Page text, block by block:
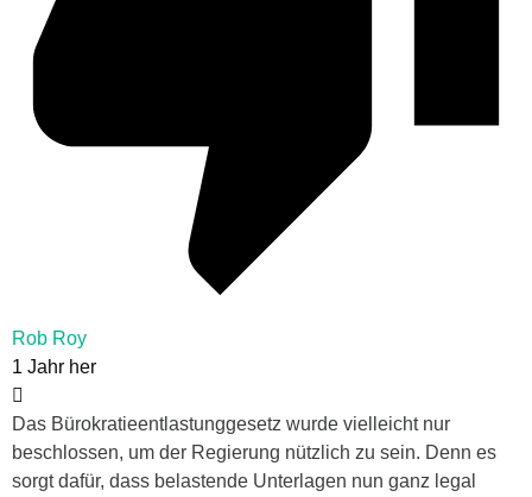
Rob Roy
1 Jahr her
Das Bürokratieentlastunggesetz wurde vielleicht nur
beschlossen, um der Regierung nützlich zu sein. Denn es
sorgt dafür, dass belastende Unterlagen nun ganz legal